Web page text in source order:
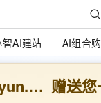
AI建站 AI组合购
ge***_z@aliyun.com